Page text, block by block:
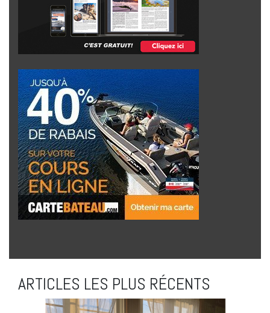
ARTICLES LES PLUS RÉCENTS